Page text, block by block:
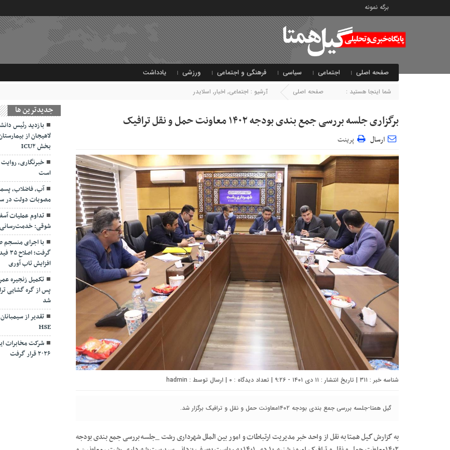
برگه نمونه
صفحه اصلی اجتماعی سیاسی فرهنگی و اجتماعی ورزشی یادداشت
شما اینجا هستید : صفحه اصلی آرشیو : اجتماعی, اخبار, اسلایدر
برگزاری جلسه بررسی جمع بندی بودجه ۱۴۰۲ معاونت حمل و نقل ترافیک
ارسال پرینت
شناسه خبر : ۳۱۱ | تاریخ انتشار : ۱۱ دی ۱۴۰۱ - ۹:۲۶ | تعداد دیدگاه : ۰ | ارسال توسط : hadmin
گیل همتا-جلسه بررسی جمع بندی بودجه ۱۴۰۲معاونت حمل و نقل و ترافیک برگزار شد.
به گزارش گیل همتا به نقل از واحد خبر مدیریت ارتباطات و امور بین الملل شهرداری رشت _جلسه بررسی جمع بندی بودجه
جديدترين ها
بازدید رئیس
لاهیجان از
بخش ICU۲
خبرنگاری،
است
آب، فاضلاب،
مصوبات دولت در
تداوم عملیات
شوقی: خدمت‌رسانی
با اجرای
افزایش تاب آوری
تکمیل زنجیره
پس از گره گشایی
شد
تقدیر از
HSE
شرکت مخابرات
۲۰۲۶ قرار گرفت